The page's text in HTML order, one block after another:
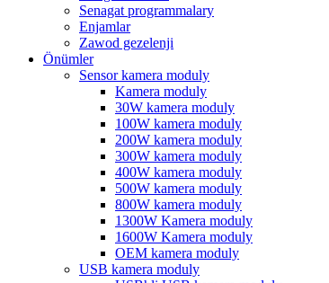
Senagat programmalary
Enjamlar
Zawod gezelenji
Önümler
Sensor kamera moduly
Kamera moduly
30W kamera moduly
100W kamera moduly
200W kamera moduly
300W kamera moduly
400W kamera moduly
500W kamera moduly
800W kamera moduly
1300W Kamera moduly
1600W Kamera moduly
OEM kamera moduly
USB kamera moduly